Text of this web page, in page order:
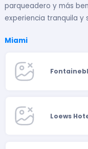
parqueadero y más
experiencia tranquila y
Miami
Loews